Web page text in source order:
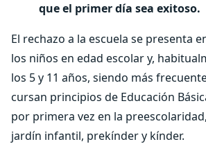
que el primer día sea exitoso.
El rechazo a la escuela se presenta
los niños en edad escolar y,
los 5 y 11 años, siendo más
cursan principios de Educación
por primera vez en la
jardín infantil, prekínder y kínder.